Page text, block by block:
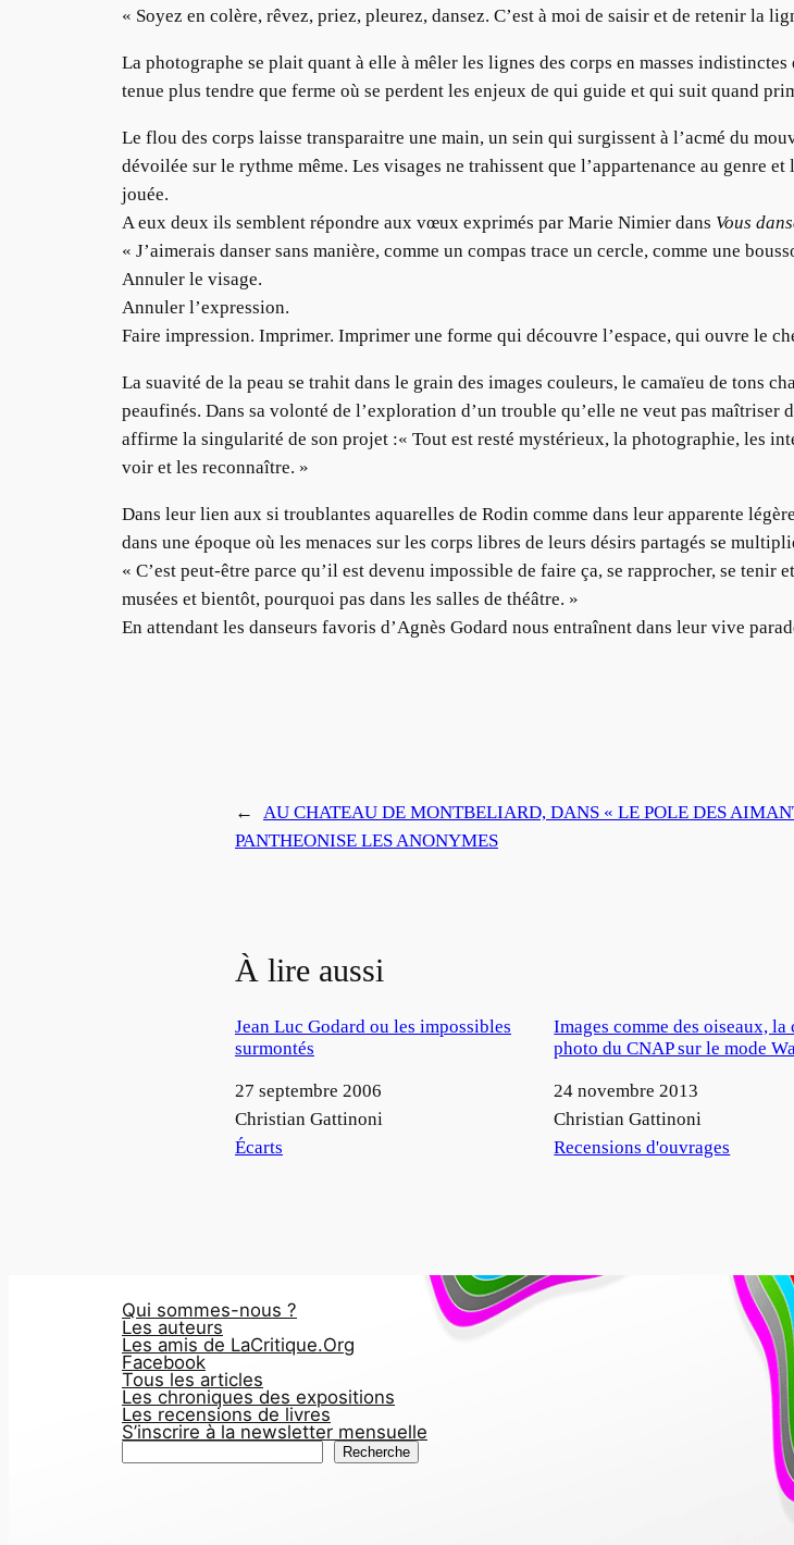
« Soyez en colère, rêvez, priez, pleurez, dansez. C’est à moi de saisir et de retenir la
La photographe se plait quant à elle à mêler les lignes des corps en masses
tenue plus tendre que ferme où se perdent les enjeux de qui guide et qui suit quand
Le flou des corps laisse transparaitre une main, un sein qui surgissent à l’acmé du
dévoilée sur le rythme même. Les visages ne trahissent que l’appartenance au genre
jouée.
A eux deux ils semblent répondre aux vœux exprimés par Marie Nimier dans Vous
« J’aimerais danser sans manière, comme un compas trace un cercle, comme une
Annuler le visage.
Annuler l’expression.
Faire impression. Imprimer. Imprimer une forme qui découvre l’espace, qui ouvre le
La suavité de la peau se trahit dans le grain des images couleurs, le camaïeu de tons
peaufinés. Dans sa volonté de l’exploration d’un trouble qu’elle ne veut pas maîtriser
affirme la singularité de son projet :« Tout est resté mystérieux, la photographie, les
voir et les reconnaître. »
Dans leur lien aux si troublantes aquarelles de Rodin comme dans leur apparente
dans une époque où les menaces sur les corps libres de leurs désirs partagés se
« C’est peut-être parce qu’il est devenu impossible de faire ça, se rapprocher, se
musées et bientôt, pourquoi pas dans les salles de théâtre. »
En attendant les danseurs favoris d’Agnès Godard nous entraînent dans leur vive
←
AU CHATEAU DE MONTBELIARD, DANS « LE POLE DES
PANTHEONISE LES ANONYMES
À lire aussi
Jean Luc Godard ou les impossibles
surmontés
Date
27 septembre 2006
Auteur
Christian Gattinoni
Par rapport à
Écarts
Images comme des oiseaux,
photo du CNAP sur le mode
Date
24 novembre 2013
Auteur
Christian Gattinoni
Par rapport à
Recensions d'ouvrages
Qui sommes-nous ?
Les auteurs
Les amis de LaCritique.Org
Facebook
Tous les articles
Les chroniques des expositions
Les recensions de livres
S’inscrire à la newsletter mensuelle
Recherche